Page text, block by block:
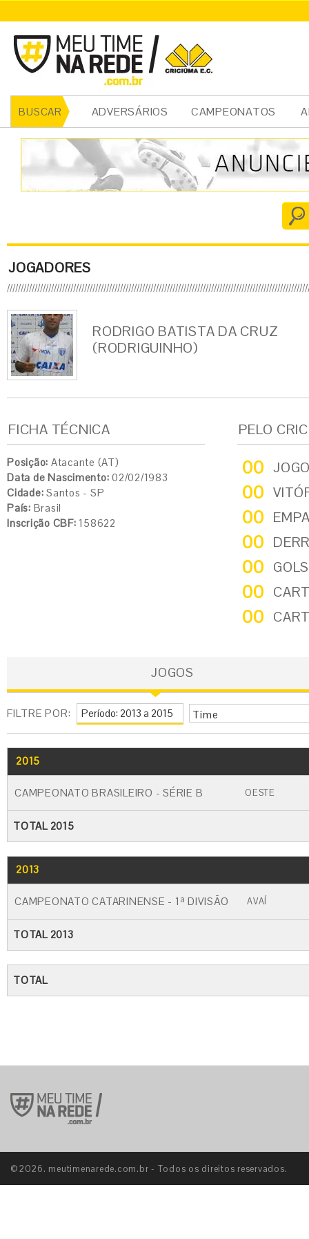
BUSCAR ADVERSÁRIOS CAMPEONATOS
JOGADORES
RODRIGO BATISTA DA CRUZ
(RODRIGUINHO)
FICHA TÉCNICA
Posição: Atacante (AT)
Data de Nascimento: 02/02/1983
Cidade: Santos - SP
País: Brasil
Inscrição CBF: 158622
PELO
00
00
00
00
00
00
00
JOGOS
FILTRE POR: Time
2015
CAMPEONATO BRASILEIRO - SÉRIE B OESTE
TOTAL 2015
2013
CAMPEONATO CATARINENSE - 1ª DIVISÃO AVAÍ
TOTAL 2013
TOTAL
©2026. meutimenarede.com.br - Todos os direitos reservados.